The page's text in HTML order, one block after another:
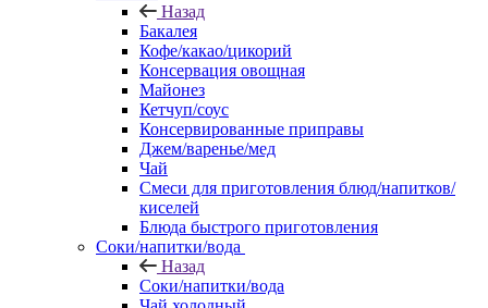
Назад
Бакалея
Кофе/какао/цикорий
Консервация овощная
Майонез
Кетчуп/соус
Консервированные приправы
Джем/варенье/мед
Чай
Смеси для приготовления блюд/напитков/
киселей
Блюда быстрого приготовления
Соки/напитки/вода
Назад
Соки/напитки/вода